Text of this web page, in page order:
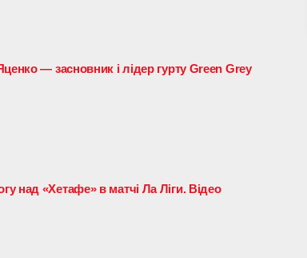
— засновник і лідер гурту Green Grey
над «Хетафе» в матчі Ла Ліги. Відео